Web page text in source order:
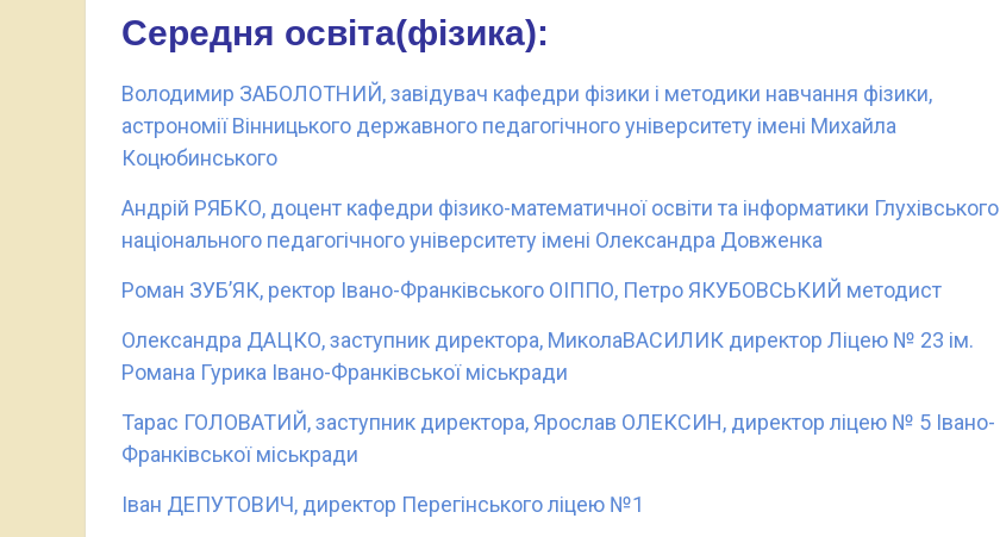
Середня освіта(фізика):
Володимир ЗАБОЛОТНИЙ, завідувач кафедри фізики і методики навчання фізики,
астрономії Вінницького державного педагогічного університету імені Михайла
Коцюбинського
Андрій РЯБКО, доцент кафедри фізико-математичної освіти та інформатики Глухівського
національного педагогічного університету імені Олександра Довженка
Роман ЗУБ’ЯК, ректор Івано-Франківського ОІППО, Петро ЯКУБОВСЬКИЙ методист
Олександра ДАЦКО, заступник директора, МиколаВАСИЛИК директор Ліцею № 23 ім.
Романа Гурика Івано-Франківської міськради
Тарас ГОЛОВАТИЙ, заступник директора, Ярослав ОЛЕКСИН, директор ліцею № 5 Івано-
Франківської міськради
Іван ДЕПУТОВИЧ, директор Перегінського ліцею №1